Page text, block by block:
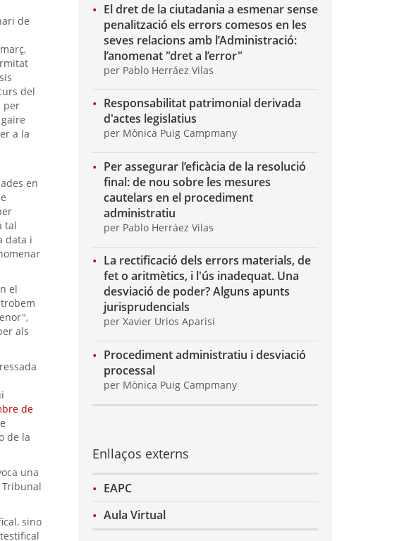
de
del
per
a la
en
tal
data i
el
als
de
de la
una
sino
El dret de la ciutadania a esmenar sense
penalització els errors comesos en les
seves relacions amb l’Administració:
l’anomenat "dret a l’error"
per Pablo Herráez Vilas
Responsabilitat patrimonial derivada
d'actes legislatius
per Mònica Puig Campmany
Per assegurar l’eficàcia de la resolució
final: de nou sobre les mesures
cautelars en el procediment
administratiu
per Pablo Herráez Vilas
La rectificació dels errors materials, de
fet o aritmètics, i l'ús inadequat. Una
desviació de poder? Alguns apunts
jurisprudencials
per Xavier Urios Aparisi
Procediment administratiu i desviació
processal
per Mònica Puig Campmany
Enllaços externs
EAPC
Aula Virtual